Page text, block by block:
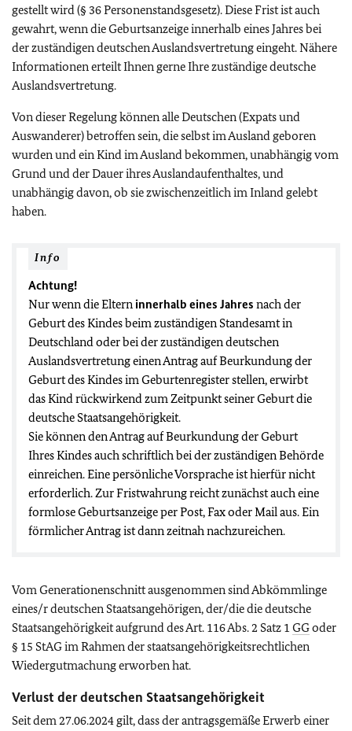
gestellt wird (§ 36 Personenstandsgesetz). Diese Frist ist auch
gewahrt, wenn die Geburtsanzeige innerhalb eines Jahres bei
der zuständigen deutschen Auslandsvertretung eingeht. Nähere
Informationen erteilt Ihnen gerne Ihre zuständige deutsche
Auslandsvertretung.
Von dieser Regelung können alle Deutschen (Expats und
Auswanderer) betroffen sein, die selbst im Ausland geboren
wurden und ein Kind im Ausland bekommen, unabhängig vom
Grund und der Dauer ihres Auslandaufenthaltes, und
unabhängig davon, ob sie zwischenzeitlich im Inland gelebt
haben.
Info
Achtung!
Nur wenn die Eltern innerhalb eines Jahres nach der
Geburt des Kindes beim zuständigen Standesamt in
Deutschland oder bei der zuständigen deutschen
Auslandsvertretung einen Antrag auf Beurkundung der
Geburt des Kindes im Geburtenregister stellen, erwirbt
das Kind rückwirkend zum Zeitpunkt seiner Geburt die
deutsche Staatsangehörigkeit.
Sie können den Antrag auf Beurkundung der Geburt
Ihres Kindes auch schriftlich bei der zuständigen Behörde
einreichen. Eine persönliche Vorsprache ist hierfür nicht
erforderlich. Zur Fristwahrung reicht zunächst auch eine
formlose Geburtsanzeige per Post, Fax oder Mail aus. Ein
förmlicher Antrag ist dann zeitnah nachzureichen.
Vom Generationenschnitt ausgenommen sind Abkömmlinge
eines/r deutschen Staatsangehörigen, der/die die deutsche
Staatsangehörigkeit aufgrund des Art. 116 Abs. 2 Satz 1 GGoder
§ 15 StAG im Rahmen der staatsangehörigkeitsrechtlichen
Wiedergutmachung erworben hat.
Verlust der deutschen Staatsangehörigkeit
Seit dem 27.06.2024 gilt, dass der antragsgemäße Erwerb einer